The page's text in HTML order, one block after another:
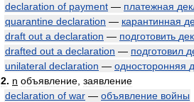
declaration of payment — платежная
quarantine declaration — карантинная
draft out a declaration — подготовить
drafted out a declaration — подготовил
unilateral declaration — односторонняя
2. n объявление заявление
declaration of war — объявление войны